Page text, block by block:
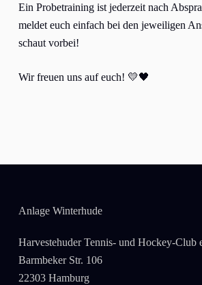
Ein Probetraining ist jederzeit nach
meldet euch einfach bei den jeweiligen
schaut vorbei!
Wir freuen uns auf euch! 💛🖤
Anlage Winterhude
Harvestehuder Tennis- und Hockey-Club
Barmbeker Str. 106
22303 Hamburg